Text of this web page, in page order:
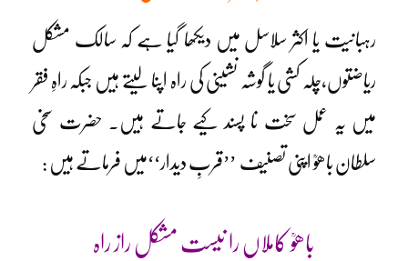
رہبانیت یا اکثر سلاسل میں دیکھا گیا ہے کہ سالک مشکل
ریاضتوں،چلہ کشی یا گوشہ نشینی کی راہ اپنا لیتے ہیں جبکہ راہِ فقر
میں یہ عمل سخت نا پسند کیے جاتے ہیں۔ حضرت سخی
سلطان باھوؒ اپنی تصنیف ’’قربِ دیدار‘‘میں فرماتے ہیں :
باھوؒ کاملاں را نیست مشکل راز راہ